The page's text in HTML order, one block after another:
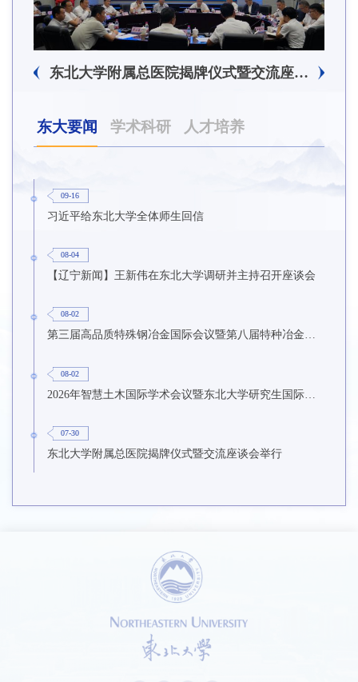
东北大学附属总医院揭牌仪式暨交流座谈会举行
东大要闻 学术科研 人才培养
09-16
习近平给东北大学全体师生回信
08-04
【辽宁新闻】王新伟在东北大学调研并主持召开座谈会
08-02
第三届高品质特殊钢冶金国际会议暨第八届特种冶金技术学术会议在东北大学召开
08-02
2026年智慧土木国际学术会议暨东北大学研究生国际暑期学校第九期在东北大学召开
07-30
东北大学附属总医院揭牌仪式暨交流座谈会举行